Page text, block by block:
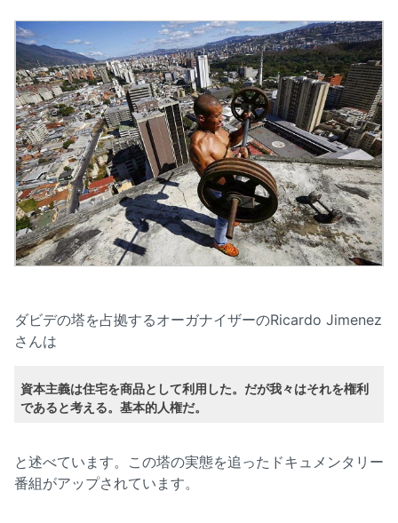
ダビデの塔を占拠するオーガナイザーのRicardo Jimenez
さんは
資本主義は住宅を商品として利用した。だが我々はそれを権利
であると考える。基本的人権だ。
と述べています。この塔の実態を追ったドキュメンタリー
番組がアップされています。